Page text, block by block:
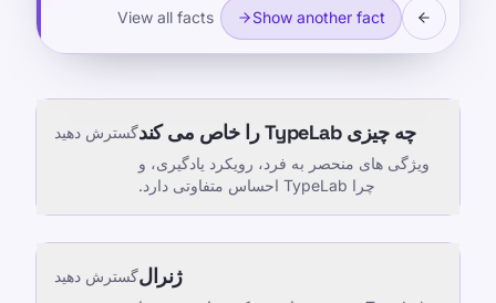
Show another fact
View all facts
چه چیزی TypeLab را خاص می کند
ویژگی های منحصر به فرد، رویکرد یادگیری، و
چرا TypeLab احساس متفاوتی دارد.
گسترش دهید
ژنرالگسترش دهید